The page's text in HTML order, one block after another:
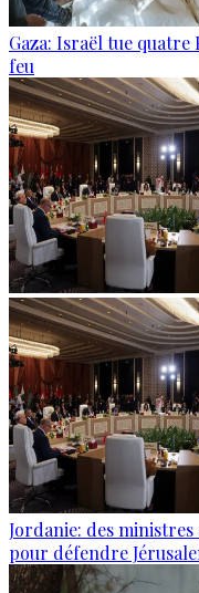
Gaza: Israël tue
feu
Jordanie: des
pour défendre